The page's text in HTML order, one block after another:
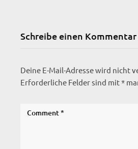
Schreibe einen Kommentar
Deine E-Mail-Adresse wird nicht
Erforderliche Felder sind mit*